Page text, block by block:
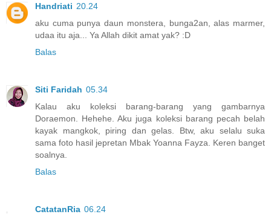
Handriati 20.24
aku cuma punya daun monstera, bunga2an, alas marmer,
udaa itu aja... Ya Allah dikit amat yak? :D
Balas
Siti Faridah 05.34
Kalau aku koleksi barang-barang yang gambarnya
Doraemon. Hehehe. Aku juga koleksi barang pecah belah
kayak mangkok, piring dan gelas. Btw, aku selalu suka
sama foto hasil jepretan Mbak Yoanna Fayza. Keren banget
soalnya.
Balas
CatatanRia 06.24